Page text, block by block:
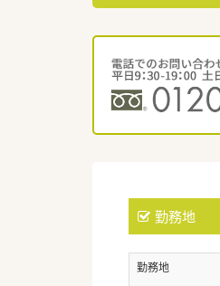
勤務地
勤務地